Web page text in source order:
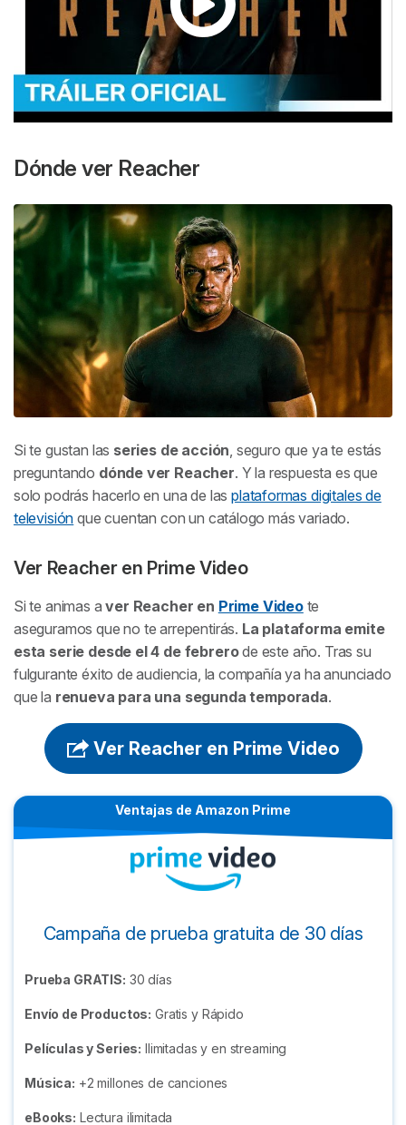
Dónde ver Reacher
Si te gustan las series de acción , seguro que ya te estás
preguntando dónde ver Reacher. Y la respuesta es que
solo podrás hacerlo en una de lasplataformas digitales de
televisión que cuentan con un catálogo más variado.
Ver Reacheren Prime Video
Si te animas aver Reacher en Prime Videote
aseguramos que no te arrepentirás. La plataforma emite
esta serie desde el 4 de febrerode este año. Tras su
fulgurante éxito de audiencia, la compañía ya ha anunciado
que la renueva para una segunda temporada.
Ver Reacher en Prime Video
Ventajas de Amazon Prime
Campaña de prueba gratuita de 30 días
Prueba GRATIS: 30 días
Envío de Productos: Gratis y Rápido
Películas y Series: Ilimitadas y en streaming
Música: +2 millones de canciones
eBooks: Lectura ilimitada